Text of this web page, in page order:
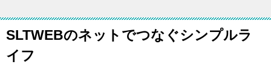
SLTWEBのネットでつなぐシンプルラ
イフ